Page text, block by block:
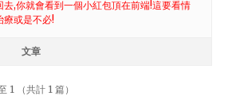
去,你就會看到一個小紅包頂在前端!這要看情
療或是不必!
文章
1 （共計 1 篇）